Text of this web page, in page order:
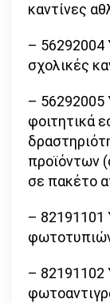
καντίνες
– 56292004
σχολικές
– 56292005
φοιτητικά
προϊόντων
σε πακέτο
– 82191101
– 82191102